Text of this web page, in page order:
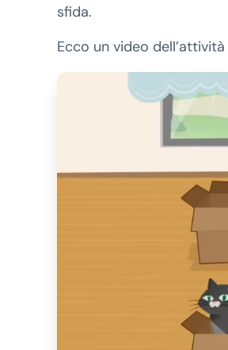
sfida.
Ecco un video dell’attività